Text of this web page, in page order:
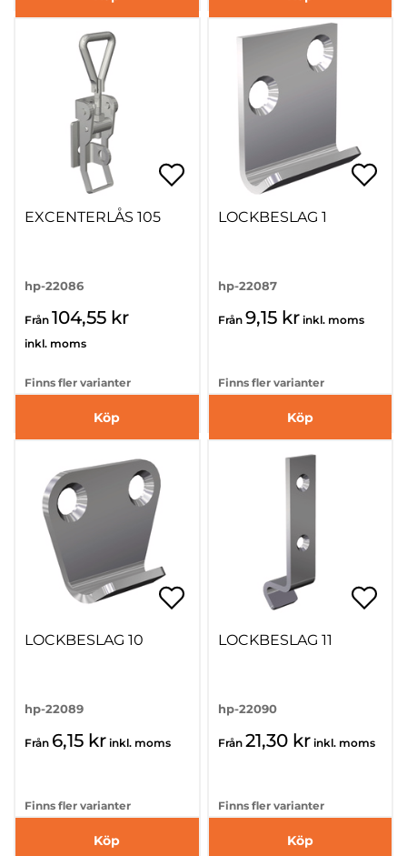
EXCENTERLÅS 105
hp-22086
Från 104,55 kr
inkl. moms
Finns fler varianter
Köp
LOCKBESLAG 1
hp-22087
Från 9,15 kr inkl. moms
Finns fler varianter
Köp
LOCKBESLAG 10
hp-22089
Från 6,15 kr inkl. moms
Finns fler varianter
Köp
LOCKBESLAG 11
hp-22090
Från 21,30 kr inkl. moms
Finns fler varianter
Köp